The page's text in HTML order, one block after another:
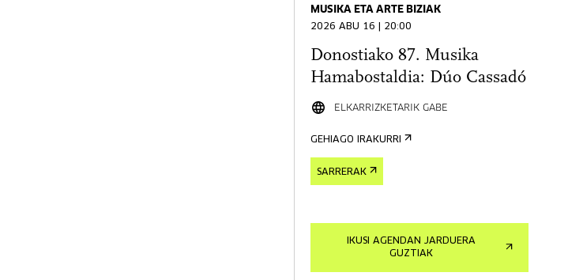
MUSIKA ETA ARTE BIZIAK
2026 ABU 16 | 20:00
Donostiako 87. Musika
Hamabostaldia: Dúo Cassadó
ELKARRIZKETARIK GABE
GEHIAGO IRAKURRI
SARRERAK
IKUSI AGENDAN JARDUERA
GUZTIAK